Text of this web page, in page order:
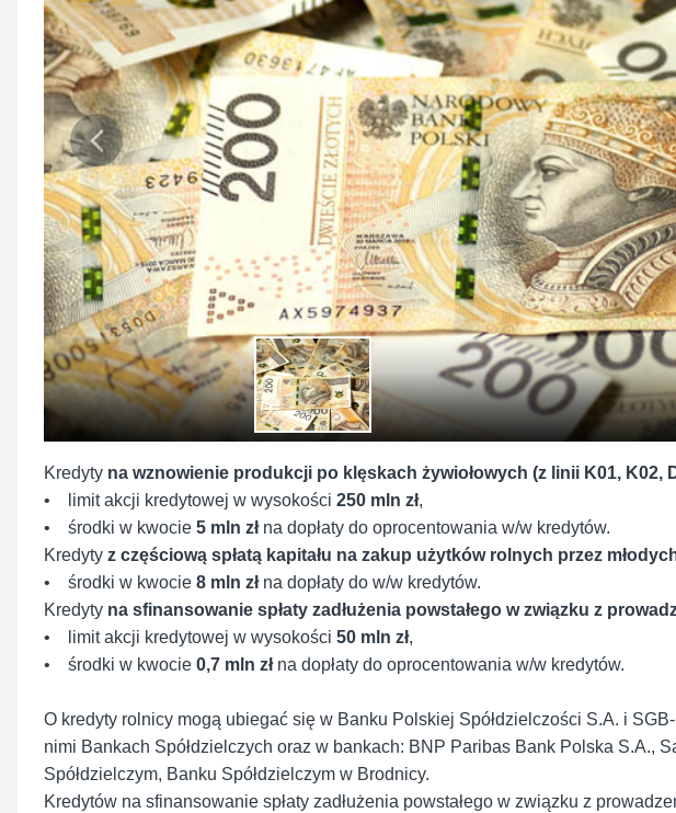
Kredyty na wznowienie produkcji po klęskach żywiołowych (z linii K01, K02,
• limit akcji kredytowej w wysokości 250 mln zł,
• środki w kwocie 5 mln złna dopłaty do oprocentowania w/w kredytów.
Kredyty z częściową spłatą kapitału na zakup użytków rolnych przez
• środki w kwocie 8 mln złna dopłaty do w/w kredytów.
Kredyty na sfinansowanie spłaty zadłużenia powstałego w związku z
• limit akcji kredytowej w wysokości 50 mln zł,
• środki w kwocie 0,7 mln złna dopłaty do oprocentowania w/w kredytów.
O kredyty rolnicy mogą ubiegać się w Banku Polskiej Spółdzielczości S.A. i
nimi Bankach Spółdzielczych oraz w bankach: BNP Paribas Bank Polska S.A.,
Spółdzielczym, Banku Spółdzielczym w Brodnicy.
Kredytów na sfinansowanie spłaty zadłużenia powstałego w związku z